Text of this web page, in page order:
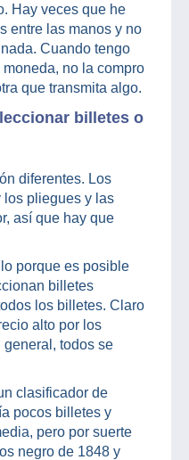
Hay veces que he
entre las manos y no
Cuando tengo
no la compro
que transmita algo.
billetes o
diferentes. Los
los pliegues y las
así que hay que
porque es posible
billetes
los billetes. Claro
alto por los
general, todos se
clasificador de
pocos billetes y
pero por suerte
negro de 1848 y